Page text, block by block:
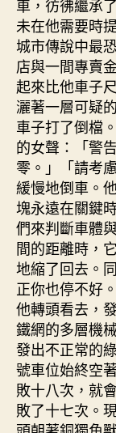
車，彷彿繼承
未在他需要時
城市傳說中最
店與一間專賣
起來比他車子
灑著一層可疑
車子打了倒檔
的女聲：「警
零。」「請考
緩慢地倒車。
塊永遠在關鍵
們來判斷車體
間的距離時，
地縮了回去。
正你也停不好
他轉頭看去，
鐵網的多層機
發出不正常的
號車位始終空
敗十八次，就
敗了十七次。